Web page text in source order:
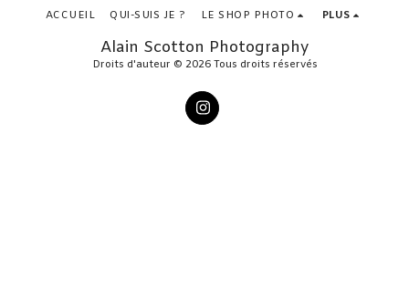
Alain Scotton Photography
Droits d'auteur © 2026 Tous droits réservés
ACCUEIL QUI-SUIS JE ? LE SHOP PHOTO PLUS